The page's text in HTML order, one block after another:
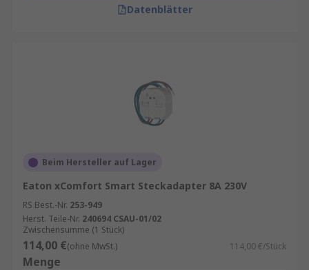
Datenblätter
Beim Hersteller auf Lager
Eaton xComfort Smart Steckadapter 8A 230V
RS Best.-Nr. 253-949
Herst. Teile-Nr. 240694 CSAU-01/02
Zwischensumme (1 Stück)
114,00 €(ohne MwSt.) 114,00 €/Stück
Menge